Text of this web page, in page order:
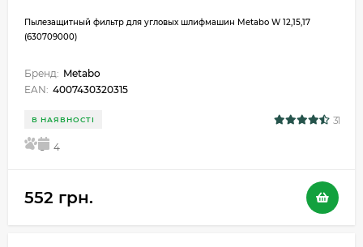
Пылезащитный фильтр для угловых шлифмашин Metabo W 12,15,17
(630709000)
Бренд: Metabo
EAN: 4007430320315
В НАЯВНОСТІ 31
5 4
552 грн.